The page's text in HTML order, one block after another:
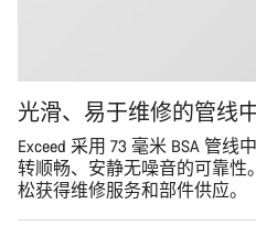
光滑、易于维修的管线
Exceed 采用 73 毫米 BSA 管
转顺畅、安静无噪音的可靠性
松获得维修服务和部件供应。
您需要帮助吗？